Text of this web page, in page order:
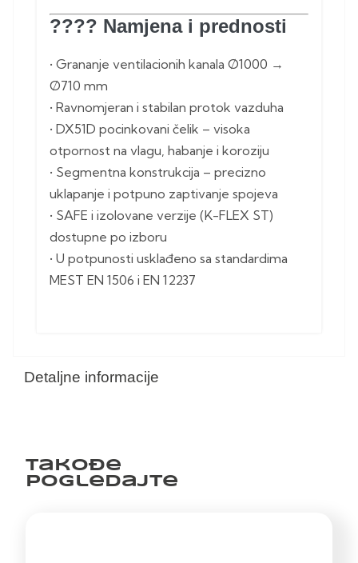
Detaljne informacije
????️ Namjena i prednosti
• Grananje ventilacionih kanala Ø1000 →
Ø710 mm
• Ravnomjeran i stabilan protok vazduha
• DX51D pocinkovani čelik – visoka
otpornost na vlagu, habanje i koroziju
• Segmentna konstrukcija – precizno
uklapanje i potpuno zaptivanje spojeva
• SAFE i izolovane verzije (K-FLEX ST)
dostupne po izboru
• U potpunosti usklađeno sa standardima
MEST EN 1506 i EN 12237
Takođe
pogledajte